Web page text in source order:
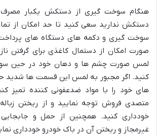
هنگام سوخت گیری از دستکش یکبار مصرف
دستکش ندارید سعی کنید تا حد امکان از
سوخت گیری و دکمه های دستگاه های
صورت امکان از دستمال کاغذی برای گرفتن
لمس صورت چشم ها و دهان خود در حین
کنید. اگر مجبور به لمس این قسمت ها شدید
های خود را با مواد ضدعفونی کننده تمیز
متصدی فروش توجه نمایید و از ریختن
خودداری کنید. همچنین از حمل و
غیرمجاز و ریختن آن در باک خودرو خودداری